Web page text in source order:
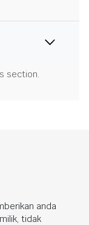
section.
anda
tidak